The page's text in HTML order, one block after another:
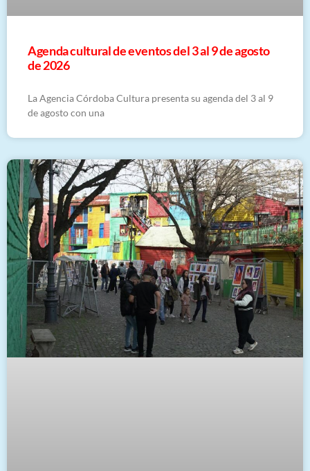
​Agenda cultural de eventos del 3 al 9 de agosto
de 2026
La Agencia Córdoba Cultura presenta su agenda del 3 al 9
de agosto con una